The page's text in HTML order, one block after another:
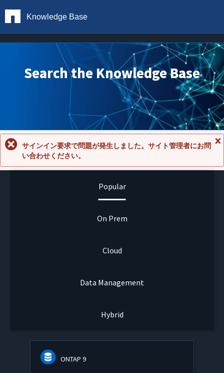
Knowledge Base
Search the Knowledge Base
セ
サインイン要求で問題が発生しました。サイト管理者にお問
い合わせください。
Popular
On Prem
Cloud
Data Management
Hybrid
ONTAP 9